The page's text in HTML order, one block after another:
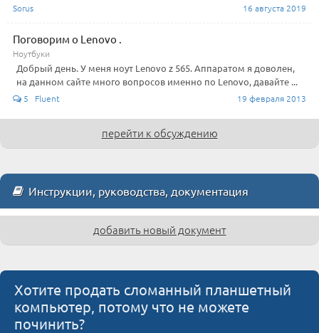
Sorus 16 августа 2019
Поговорим о Lenovo .
Ноутбуки
Добрый день. У меня ноут Lenovo z 565. Аппаратом я доволен,
на данном сайте много вопросов именно по Lenovo, давайте ...
5 Fluent 19 февраля 2013
перейти к обсуждению
Инструкции, руководства, документация
добавить новый документ
Хотите продать сломанный планшетный
компьютер, потому что не можете
починить?